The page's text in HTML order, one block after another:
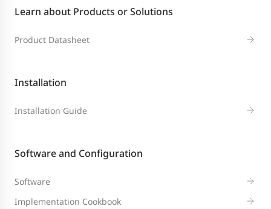
Learn about Products or Solutions
Product Datasheet
Installation
Installation Guide
Software and Configuration
Software
Implementation Cookbook